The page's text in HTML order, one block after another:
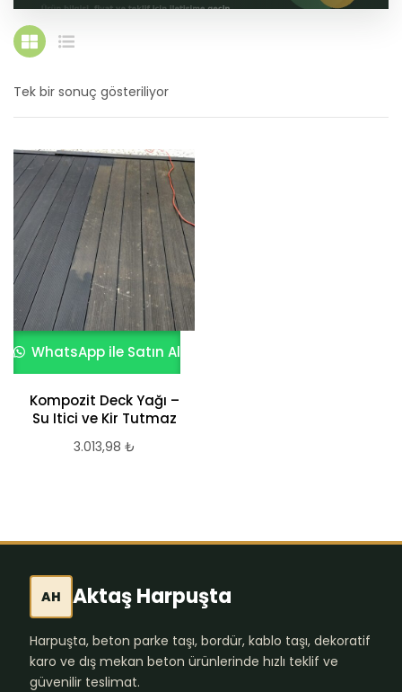
Tek bir sonuç gösteriliyor
WhatsApp ile Satın Al
Kompozit Deck Yağı –
Su Itici ve Kir Tutmaz
3.013,98 ₺
AH Aktaş Harpuşta
Harpuşta, beton parke taşı, bordür, kablo taşı, dekoratif
karo ve dış mekan beton ürünlerinde hızlı teklif ve
güvenilir teslimat.